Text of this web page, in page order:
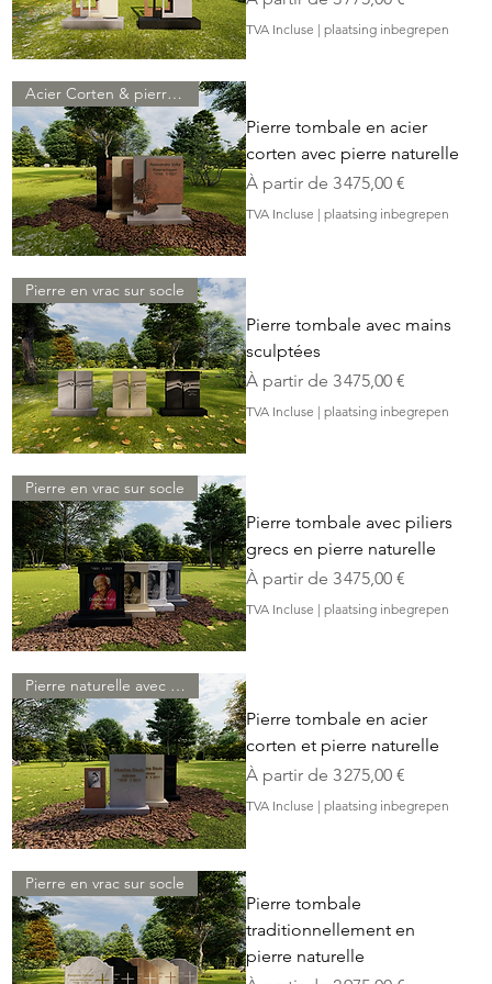
TVA Incluse | plaatsing inbegrepen
Acier Corten & pierre naturelle
Pierre tombale en acier
corten avec pierre naturelle
À partir de 3 475,00 €
Prix promotionnel
TVA Incluse | plaatsing inbegrepen
Pierre en vrac sur socle
Pierre tombale avec mains
sculptées
À partir de 3 475,00 €
Prix promotionnel
TVA Incluse | plaatsing inbegrepen
Pierre en vrac sur socle
Pierre tombale avec piliers
grecs en pierre naturelle
À partir de 3 475,00 €
Prix promotionnel
TVA Incluse | plaatsing inbegrepen
Pierre naturelle avec acier Corten
Pierre tombale en acier
corten et pierre naturelle
À partir de 3 275,00 €
Prix promotionnel
TVA Incluse | plaatsing inbegrepen
Pierre en vrac sur socle
Pierre tombale
traditionnellement en
pierre naturelle